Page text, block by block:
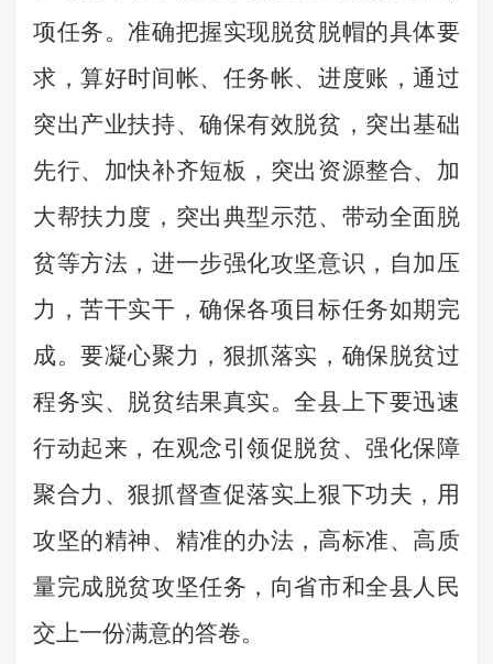
项任务。准确把握实现脱贫脱帽的具体要
求，算好时间帐、任务帐、进度账，通过
突出产业扶持、确保有效脱贫，突出基础
先行、加快补齐短板，突出资源整合、加
大帮扶力度，突出典型示范、带动全面脱
贫等方法，进一步强化攻坚意识，自加压
力，苦干实干，确保各项目标任务如期完
成。要凝心聚力，狠抓落实，确保脱贫过
程务实、脱贫结果真实。全县上下要迅速
行动起来，在观念引领促脱贫、强化保障
聚合力、狠抓督查促落实上狠下功夫，用
攻坚的精神、精准的办法，高标准、高质
量完成脱贫攻坚任务，向省市和全县人民
交上一份满意的答卷。